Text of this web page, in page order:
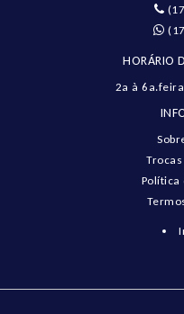
HORÁRIO
2a à
Política